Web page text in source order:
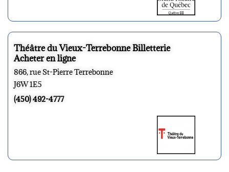
Théâtre du Vieux-Terrebonne Billetterie
Acheter en ligne
866, rue St-Pierre Terrebonne
J6W 1E5
(450) 492-4777